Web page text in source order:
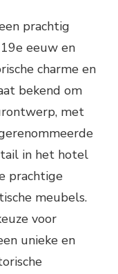
prachtig
eeuw en
charme en
bekend om
met
in het hotel
prachtige
meubels.
voor
unieke en